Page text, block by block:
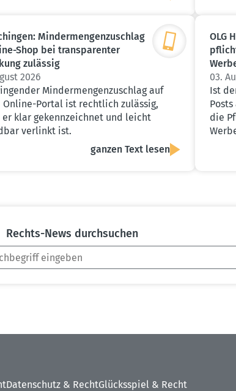
Minder­men­gen­zu­schlag
Shop bei trans­pa­renter
zulässig
2026
Mindermengenzuschlag auf
Online-Portal ist rechtlich zulässig,
er klar gekennzeichnet und leicht
verlinkt ist.
ganzen Text lesen
OLG
03.
Ist
die
Rechts-News durch­suchen
Datenschutz & RechtGlücksspiel & Recht